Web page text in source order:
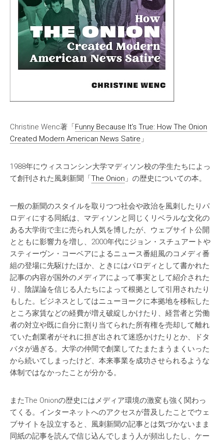
Christine Wenc著「Funny Because It’s True: How The Onion
Created Modern American News Satire 」
1988年にウィスコンシン大学マディソン校の学生たちによっ
て創刊された風刺新聞「The Onion 」の歴史についての本。
一般の新聞のスタイルを取りつつ社会や政治を風刺したりパ
ロディにする同紙は、マディソンと同じくリベラルな文化の
ある大学街で主に売られ人気を博したが、ウェブサイト公開
とともに影響力を増し、2000年代にジョン・スチュアートや
スティーヴン・コーベアによるニュース番組風のコメディ番
組の登場に先駆けたほか、ときにはパロディとして書かれた
記事の内容が国外のメディアによって事実として紹介された
り、陰謀論を信じる人たちによって根拠として引用されたり
もした。ビジネスとしてはニューヨークに本拠地を移転した
ところ家賃などの経費が増え破綻しかけたり、経営者と労働
者の対立や既に自分に割り当てられた所有権を売却して離れ
ていた創業者がそれに担ぎ出されて迷惑かけたりとか、ドタ
バタが過ぎる。大学の仲間で創業してたまたまうまくいった
から続いてしまったけど、本来事業を成功させられるような
体制ではなかったことが分かる。
またThe Onionの歴史にはメディア環境の激変も強く関わっ
てくる。インターネットへのアクセスが普及したことでウェ
ブサイトを設立すると、風刺新聞の記事とは気づかないまま
同紙の記事を読んで信じ込んでしまう人が頻出したし、ケー